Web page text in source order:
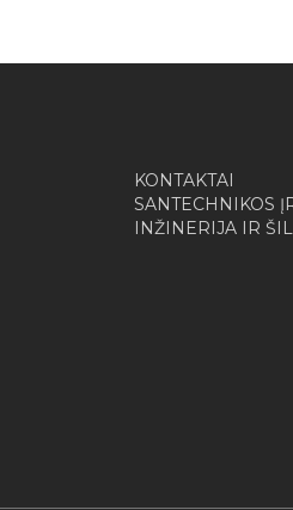
KONTAKTAI
SANTECHNIKOS
INŽINERIJA IR